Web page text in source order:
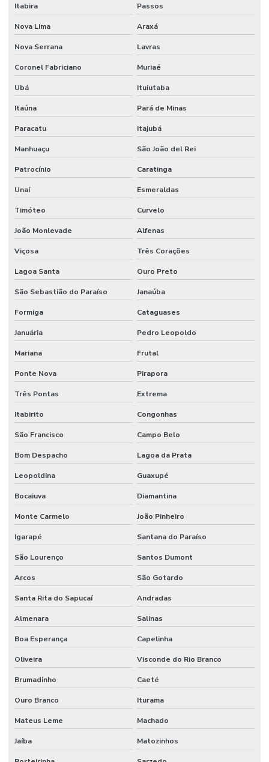
Mola Proteção Plástica
Onde Comprar Válvula Esfera Bi Partida
Preço Registro Gaveta Pleno Em Minas Gerais
Registro Gaveta Pleno
Tomador Pressão
Tubo Flexível Inox
Tubo Galvanizado
Tubo Galvanizado Nbr5580 Em Minas Gerais
Tubo Nylon
Válvula Borboleta Wafer 150lbs
Válvula De Esfera
Válvula De Pé
Válvula Esfera Alta Pressão
Válvula Esfera Bi Partida Preço
Válvula Esfera Flange
Válvula Esfera Monobloco
Válvula Esfera Monobloco Latão Acionamento Alavanca
Válvula Fundo De Poço
Válvula Gaveta 150lbs Preço
Válvula Pneumática
Válvula Retenção Horizontal
Válvula Solenóide 5 3 Vias Preço
Venda De Conexões Galvanizadas
Venda De Mangote Em São Paulo
Venda De Mangueira Pvc Minas Gerais
Venda De Tubo Galvanizado
Itabira Passos
Nova Lima Araxá
Nova Serrana Lavras
Coronel Fabriciano Muriaé
Ubá Ituiutaba
Itaúna Pará de Minas
Paracatu Itajubá
Manhuaçu São João del Rei
Patrocínio Caratinga
Unaí Esmeraldas
Timóteo Curvelo
João Monlevade Alfenas
Viçosa Três Corações
Lagoa Santa Ouro Preto
São Sebastião do Paraíso Janaúba
Formiga Cataguases
Januária Pedro Leopoldo
Mariana Frutal
Ponte Nova Pirapora
Três Pontas Extrema
Itabirito Congonhas
São Francisco Campo Belo
Bom Despacho Lagoa da Prata
Leopoldina Guaxupé
Bocaiuva Diamantina
Monte Carmelo João Pinheiro
Igarapé Santana do Paraíso
São Lourenço Santos Dumont
Arcos São Gotardo
Santa Rita do Sapucaí Andradas
Almenara Salinas
Boa Esperança Capelinha
Oliveira Visconde do Rio Branco
Brumadinho Caeté
Ouro Branco Iturama
Mateus Leme Machado
Jaíba Matozinhos